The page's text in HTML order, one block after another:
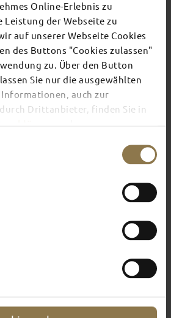
Online-Erlebnis zu
Leistung der Webseite zu
auf unserer Webseite Cookies
des Buttons "Cookies zulassen"
zu. Über den Button
Sie nur die ausgewählten
auch zur
Drittanbieter, finden Sie in
to Fulda
going on in Fulda:
a musical, a fun-filled
performance – this is the
the current events and